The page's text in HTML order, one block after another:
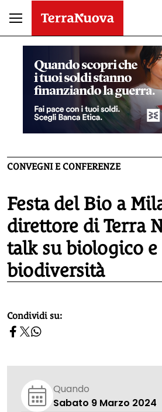
CONVEGNI E CONFERENZE
Festa del Bio a
direttore di Terra
talk su biologico e
biodiversità
homepage h2
Condividi su:
Quando
Sabato 9 Marzo 2024